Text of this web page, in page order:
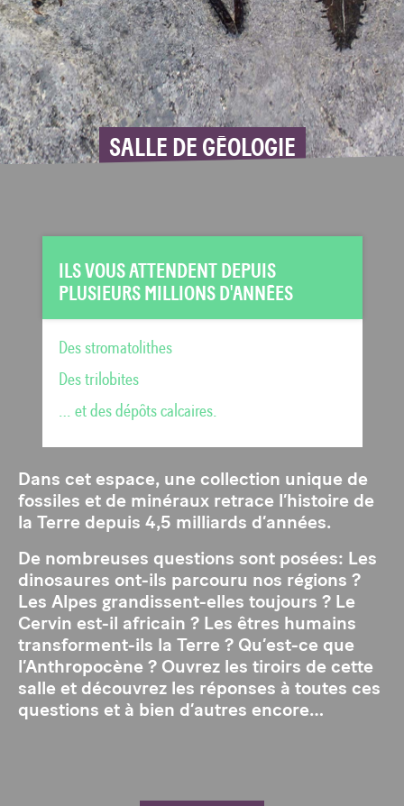
SALLE DE GÉOLOGIE
ILS VOUS ATTENDENT DEPUIS
PLUSIEURS MILLIONS D'ANNÉES
Des stromatolithes
Des trilobites
… et des dépôts calcaires.
Dans cet espace, une collection unique de
fossiles et de minéraux retrace l’histoire de
la Terre depuis 4,5 milliards d’années.
De nombreuses questions sont posées: Les
dinosaures ont-ils parcouru nos régions ?
Les Alpes grandissent-elles toujours ? Le
Cervin est-il africain ? Les êtres humains
transforment-ils la Terre ? Qu’est-ce que
l’Anthropocène ? Ouvrez les tiroirs de cette
salle et découvrez les réponses à toutes ces
questions et à bien d’autres encore…